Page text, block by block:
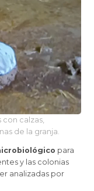
calzas,
de la granja.
para
y las colonias
analizadas por